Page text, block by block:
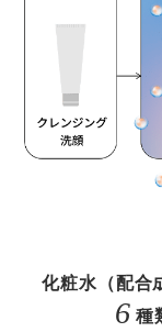
化粧水（配合
6 種